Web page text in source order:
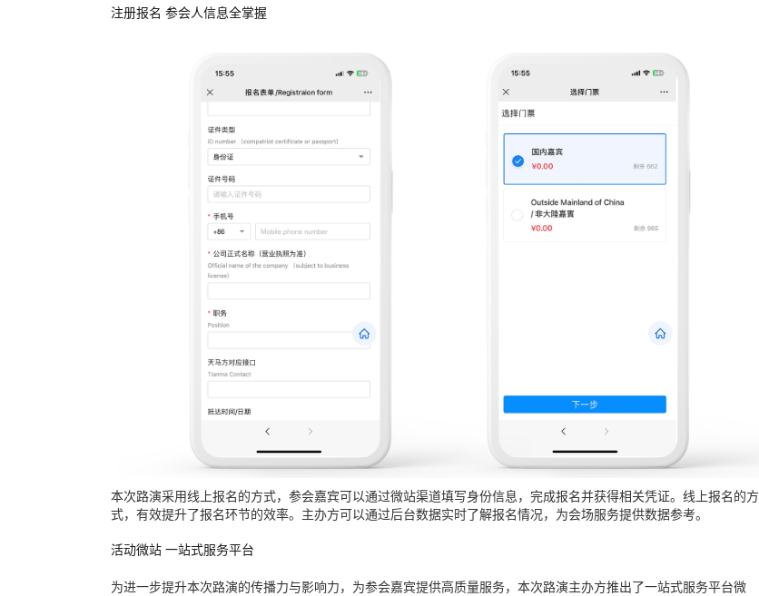
注册报名 参会人信息全掌握
本次路演采用线上报名的方式，参会嘉宾可以通过微站渠道填写身份信息，完成报名并获得相关凭证。线上报名的方
式，有效提升了报名环节的效率。主办方可以通过后台数据实时了解报名情况，为会场服务提供数据参考。
活动微站 一站式服务平台
为进一步提升本次路演的传播力与影响力，为参会嘉宾提供高质量服务，本次路演主办方推出了一站式服务平台微